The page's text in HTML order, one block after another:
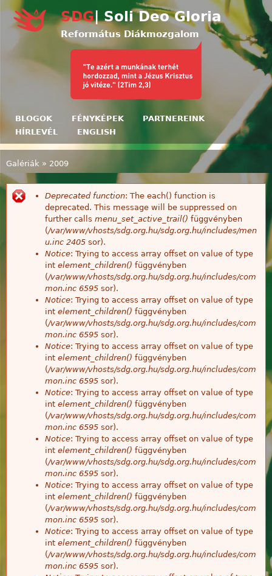
Ugrás a tartalomra
SDG| Soli Deo Gloria
Református Diákmozgalom
BLOGOK FÉNYKÉPEK
PARTNEREINK
HÍRLEVÉL
ENGLISH
Jelenlegi hely
Galériák » 2009
Hibaüzenet
Deprecated function: The each() function is
deprecated. This message will be suppressed on
further calls menu_set_active_trail() függvényben
(/var/www/vhosts/sdg.org.hu/sdg.org.hu/includes/men
u.inc 2405 sor).
Notice: Trying to access array offset on value of type
int element_children() függvényben
(/var/www/vhosts/sdg.org.hu/sdg.org.hu/includes/com
mon.inc 6595 sor).
Notice: Trying to access array offset on value of type
int element_children() függvényben
(/var/www/vhosts/sdg.org.hu/sdg.org.hu/includes/com
mon.inc 6595 sor).
Notice: Trying to access array offset on value of type
int element_children() függvényben
(/var/www/vhosts/sdg.org.hu/sdg.org.hu/includes/com
mon.inc 6595 sor).
Notice: Trying to access array offset on value of type
int element_children() függvényben
(/var/www/vhosts/sdg.org.hu/sdg.org.hu/includes/com
mon.inc 6595 sor).
Notice: Trying to access array offset on value of type
int element_children() függvényben
(/var/www/vhosts/sdg.org.hu/sdg.org.hu/includes/com
mon.inc 6595 sor).
Notice: Trying to access array offset on value of type
int element_children() függvényben
(/var/www/vhosts/sdg.org.hu/sdg.org.hu/includes/com
mon.inc 6595 sor).
Notice: Trying to access array offset on value of type
int element_children() függvényben
(/var/www/vhosts/sdg.org.hu/sdg.org.hu/includes/com
mon.inc 6595 sor).